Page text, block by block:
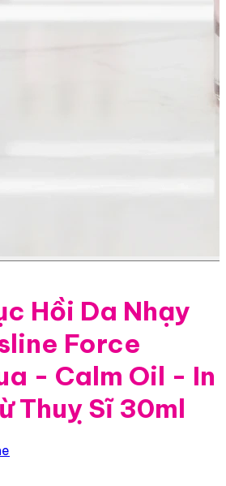
Hồi Da Nhạy
Force
- Calm Oil - In
Thuỵ Sĩ 30ml